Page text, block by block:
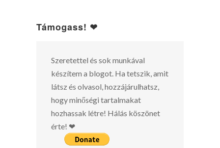
Támogass! ❤
Szeretettel és sok munkával
készítem a blogot. Ha tetszik, amit
látsz és olvasol, hozzájárulhatsz,
hogy minőségi tartalmakat
hozhassak létre! Hálás köszönet
érte! ❤